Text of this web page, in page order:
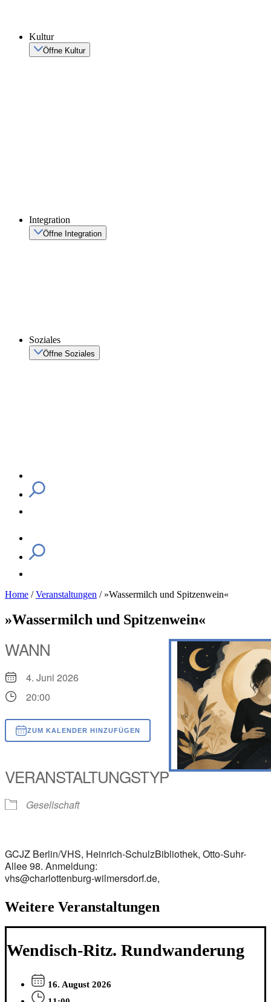
Kultur
Öffne Kultur
Integration
Öffne Integration
Soziales
Öffne Soziales
Home /Veranstaltungen / »Wassermilch und Spitzenwein«
»Wassermilch und Spitzenwein«
WANN
4. Juni 2026
20:00
ZUM KALENDER HINZUFÜGEN
Outlook Live
VERANSTALTUNGSTYP
Gesellschaft
GCJZ Berlin/VHS, Heinrich-SchulzBibliothek, Otto-Suhr-
Allee 98. Anmeldung:
vhs@charlottenburg-wilmersdorf.de,
Weitere Veranstaltungen
Wendisch-Ritz. Rundwanderung
16. August 2026